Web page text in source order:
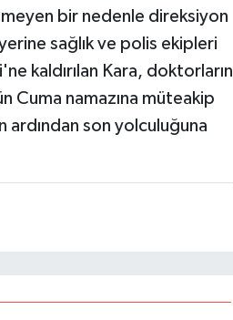
bir nedenle direksiyon
sağlık ve polis ekipleri
kaldırılan Kara, doktorların
Cuma namazına müteakip
ardından son yolculuğuna